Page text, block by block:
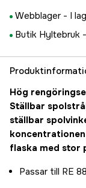
Webblager - I
Butik Hyltebruk -
Hög
Ställbar
ställbar
flaska med stor
Passar till RE